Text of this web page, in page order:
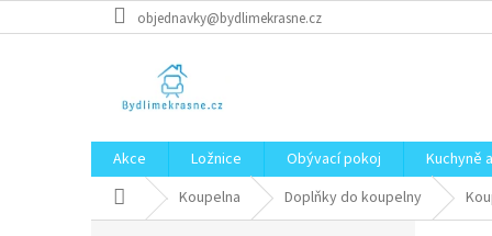
na
objednavky@bydlimekrasne.cz
Akce Ložnice Obývací pokoj Kuchyně
Domů Koupelna Doplňky do koupelny